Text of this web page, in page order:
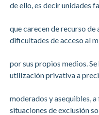
de ello, es decir unidades
que carecen de recurso
dificultades de acceso al
por sus propios medios.
utilización privativa a
moderados y asequibles,
situaciones de exclusión